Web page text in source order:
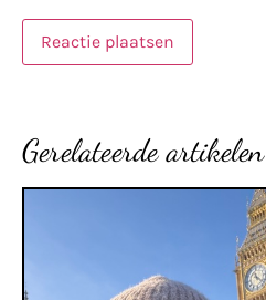
Gerelateerde artikelen